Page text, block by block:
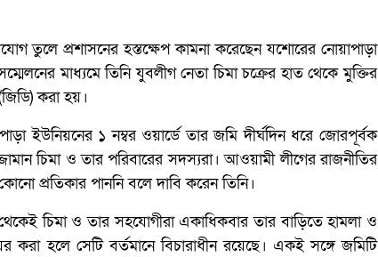
তুলে প্রশাসনের হস্তক্ষেপ কামনা করেছেন যশোরের নোয়াপাড়া
মাধ্যমে তিনি যুবলীগ নেতা চিমা চক্রের হাত থেকে মুক্তির
করা হয়।
ইউনিয়নের ১ নম্বর ওয়ার্ডে তার জমি দীর্ঘদিন ধরে জোরপূর্বক
চিমা ও তার পরিবারের সদস্যরা। আওয়ামী লীগের রাজনীতির
প্রতিকার পাননি বলে দাবি করেন তিনি।
চিমা ও তার সহযোগীরা একাধিকবার তার বাড়িতে হামলা ও
হলে সেটি বর্তমানে বিচারাধীন রয়েছে। একই সঙ্গে জমিটি